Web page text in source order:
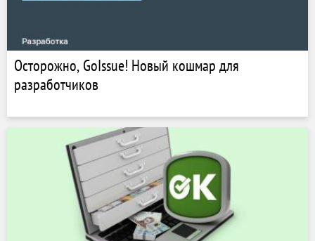
Осторожно, GoIssue! Новый кошмар для
разработчиков